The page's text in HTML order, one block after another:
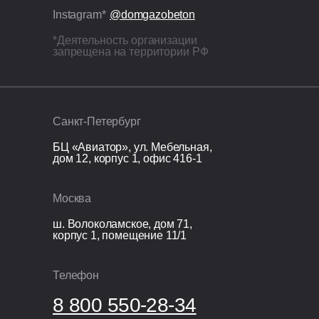
ЭППС + доборный блок для
исключения мостиков холода.
Кровля
Перекрытие кровли: монолитная
Технический надзор;
Раздельный сбор и вывоз мусора;
Покупка и установка бытовки.
БЦ «Авиатор», ул. Мебельная,
дом 12, корпус 1, офис 416-1
Санкт-Петербург
Instagram* @domgazobeton
ш. Волоколамское, дом 71,
корпус 1, помещение 11/1
8 800 550-28-34
Москва
*Деятельность организации
запрещена на территории РФ
Телефон